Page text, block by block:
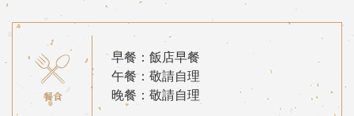
早餐：飯店早餐
午餐：敬請自理
晚餐：敬請自理